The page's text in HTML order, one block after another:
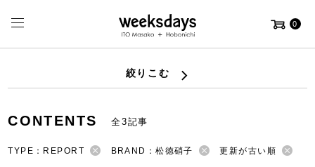
0
絞りこむ
CONTENTS 全3記事
TYPE：REPORT BRAND：松徳硝子 更新が古い順